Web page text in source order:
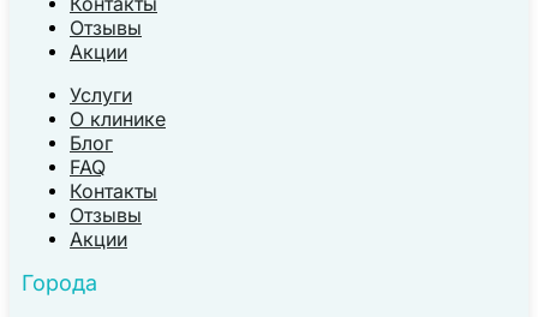
Отзывы
Акции
Услуги
О клинике
Блог
FAQ
Контакты
Отзывы
Акции
Города